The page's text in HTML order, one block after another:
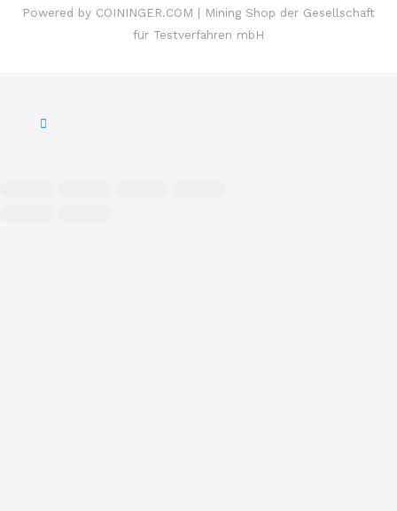
Powered by COININGER.COM | Mining Shop der Gesellschaft
für Testverfahren mbH